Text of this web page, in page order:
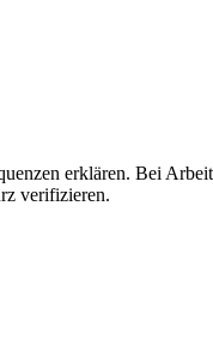
erklären. Bei
verifizieren.